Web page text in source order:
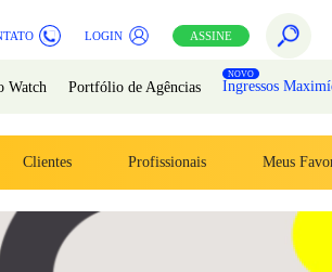
LOGIN ASSINE
Watch Portfólio de Agências Ingressos
Clientes Profissionais Meus